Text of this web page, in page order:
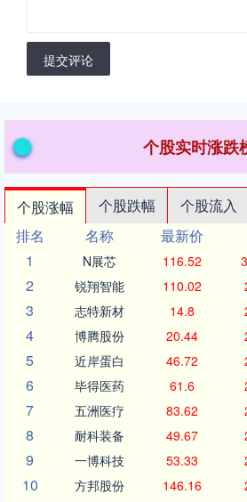
提交评论
个股实时涨跌
个股涨幅 个股跌幅 个股流入
排名
名称 最新价
1
N展芯 116.52
2 锐翔智能 110.02
3 志特新材 14.8
4 博腾股份 20.44
5 近岸蛋白 46.72
6 毕得医药 61.6
7 五洲医疗 83.62
8 耐科装备 49.67
9 一博科技 53.33
10 方邦股份 146.16